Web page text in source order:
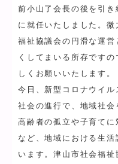
前小山了会長の後を引
に就任いたしました。
福祉協議会の円滑な運
くしてまいる所存です
しくお願いいたします。
今日、新型コロナウイ
社会の進行で、地域社会
高齢者の孤立や子育て
など、地域における生
います。津山市社会福